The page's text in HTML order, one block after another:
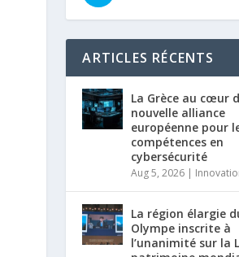
ARTICLES RÉCENTS
La Grèce au cœur
nouvelle alliance
européenne pour
compétences en
cybersécurité
Aug 5, 2026 |
La région élargie
Olympe inscrite à
l’unanimité sur la